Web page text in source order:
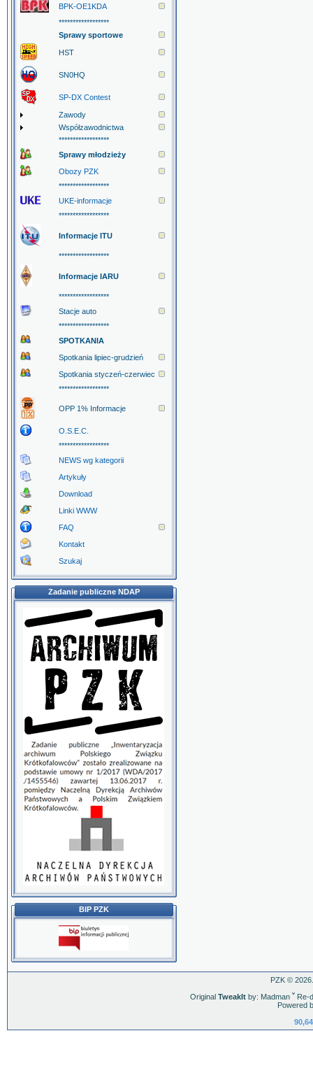
BPK-OE1KDA
******************
Sprawy sportowe
HST
SN0HQ
SP-DX Contest
Zawody
Współzawodnictwa
******************
Sprawy młodzieży
Obozy PZK
******************
UKE-informacje
******************
Informacje ITU
******************
Informacje IARU
******************
Stacje auto
******************
SPOTKANIA
Spotkania lipiec-grudzień
Spotkania styczeń-czerwiec
******************
OPP 1% Informacje
O.S.E.C.
******************
NEWS wg kategorii
Artykuły
Download
Linki WWW
FAQ
Kontakt
Szukaj
Zadanie publiczne NDAP
BIP PZK
PZK ©
Original TweakItby: Madman ˇRe-
Powered